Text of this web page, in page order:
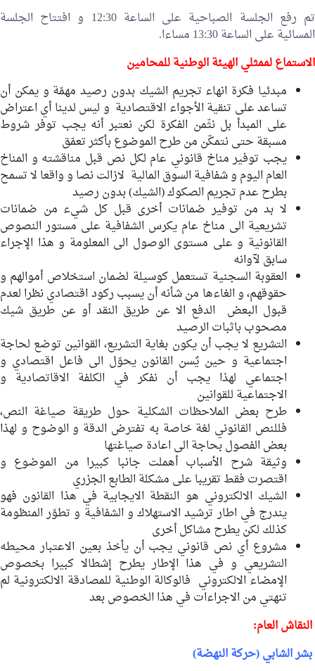
تم رفع الجلسة الصباحية على الساعة 12:30 و افتتاح الجلسة
المسائية على الساعة 13:30 مساءا.
الاستماع لممثلي الهيئةالوطنية للمحامين
مبدئيا فكرة انهاء تجريم الشيك بدون رصيد مهمّة و يمكن أن
تساعد على تنقية الأجواء الاقتصادية و ليس لدينا أي اعتراض
على المبدأ بل نثّمن الفكرة لكن نعتبر أنه يجب توفر شروط
مسبقة حتى نتمكّن من طرح الموضوع بأكثر تعمّق
يجب توفير مناخ قانوني عام لكل نص قبل مناقشته و المناخ
العام اليوم و شفافية السوق المالية لازالت نصا و واقعا لا تسمح
بطرح عدم تجريم الصكوك (الشيك) بدون رصيد
لا بد من توفير ضمانات أخرى قبل كل شيء من ضمانات
تشريعية الى مناخ عام يكرس الشفافية على مستور النصوص
القانونية و على مستوى الوصول الى المعلومة و هذا الإجراء
سابق لآوانه
العقوبة السجنية تستعمل كوسيلة لضمان استخلاص أموالهم و
حقوقهم، و الغاءها من شأنه أن يسبب ركود اقتصادي نظرا لعدم
قبول البعض الدفع الا عن طريق النقد أو عن طريق شيك
مصحوب باثبات الرصيد
التشريع لا يجب أن يكون بغاية التشريع، القوانين توضع لحاجة
اجتماعية و حين يٌسن القانون يحوّل الى فاعل اقتصادي و
اجتماعي لهذا يجب أن نفكر في الكلفة الاقاتصادية و
الاجتماعية للقوانين
طرح بعض الملاحظات الشكلية حول طريقة صياغة النص،
فللنص القانوني لغة خاصة به تفترض الدقة و الوضوح و لهذا
بعض الفصول بحاجة الى اعادة صياغتها
وثيقة شرح الأسباب أهملت جانبا كبيرا من الموضوع و
اقتصرت فقط تقريبا على مشكلة الطابع الجزري
الشيك الالكتروني هو النقطة الايجابية في هذا القانون فهو
يندرج في اطار ترشيد الاستهلاك و الشفافية و تطوّر المنظومة
كذلك لكن يطرح مشاكل أخرى
مشروع أي نص قانوني يجب أن يأخذ بعين الاعتبار محيطه
التشريعي و في هذا الإطار يطرح إشطالا كبيرا بخصوص
الإمضاء الالكتروني فالوكالة الوطنية للمصادقة الالكترونية لم
تنهتي من الاجراءات في هذا الخصوص بعد
النقاش العام:
بشر الشابي (حركة النهضة)